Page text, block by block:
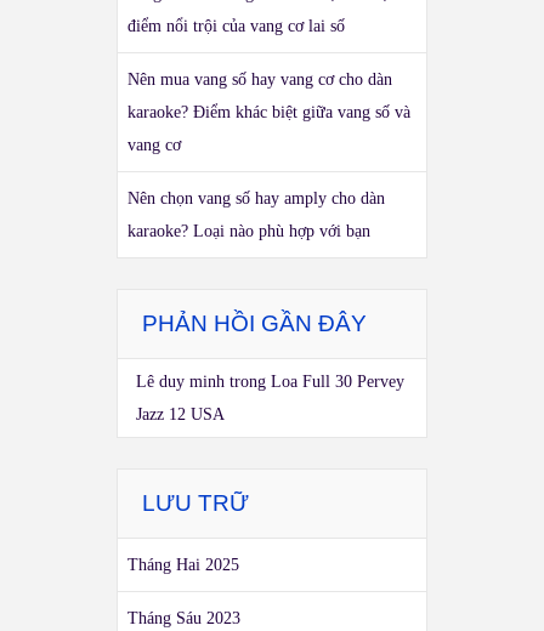
điểm nổi trội của vang cơ lai số
Nên mua vang số hay vang cơ cho dàn
karaoke? Điểm khác biệt giữa vang số và
vang cơ
Nên chọn vang số hay amply cho dàn
karaoke? Loại nào phù hợp với bạn
PHẢN HỒI GẦN ĐÂY
Lê duy minh trong Loa Full 30 Pervey
Jazz 12 USA
LƯU TRỮ
Tháng Hai 2025
Tháng Sáu 2023